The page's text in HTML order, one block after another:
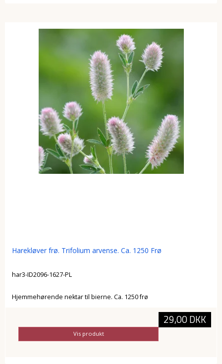
Harekløver frø. Trifolium arvense. Ca. 1250 Frø
har3-ID2096-1627-PL
Hjemmehørende nektar til bierne. Ca. 1250 frø
29,00 DKK
Vis produkt